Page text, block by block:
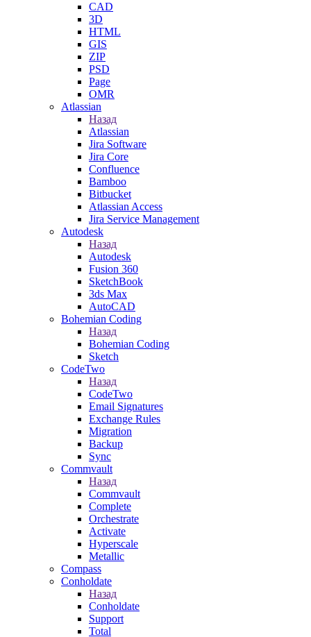
CAD
3D
HTML
GIS
ZIP
PSD
Page
OMR
Atlassian
Назад
Atlassian
Jira Software
Jira Core
Confluence
Bamboo
Bitbucket
Atlassian Access
Jira Service Management
Autodesk
Назад
Autodesk
Fusion 360
SketchBook
3ds Max
AutoCAD
Bohemian Coding
Назад
Bohemian Coding
Sketch
CodeTwo
Назад
CodeTwo
Email Signatures
Exchange Rules
Migration
Backup
Sync
Commvault
Назад
Commvault
Complete
Orchestrate
Activate
Hyperscale
Metallic
Compass
Conholdate
Назад
Conholdate
Support
Total